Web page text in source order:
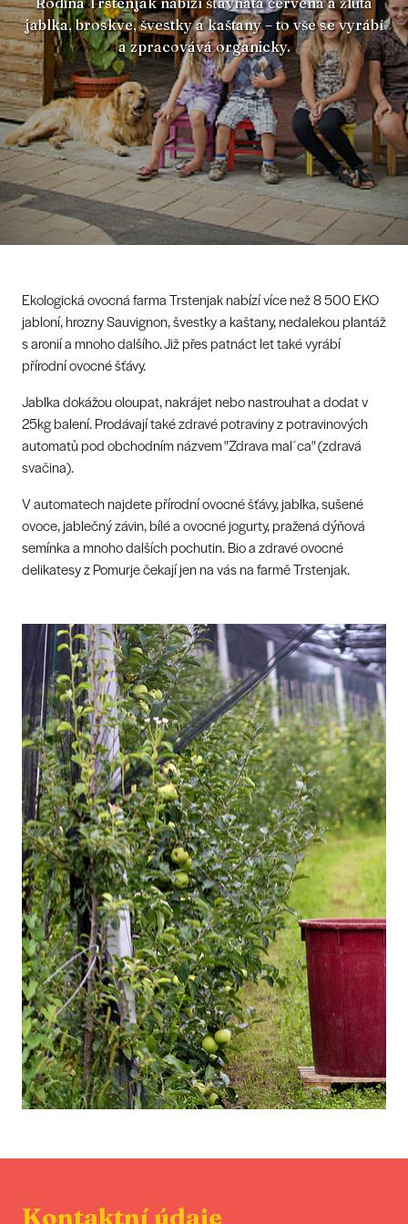
jablka, broskve, švestky a kaštany – to vše se vyrábí
a zpracovává organicky.
Ekologická ovocná farma Trstenjak nabízí více než 8 500 EKO
jabloní, hrozny Sauvignon, švestky a kaštany, nedalekou plantáž
s aronií a mnoho dalšího. Již přes patnáct let také vyrábí
přírodní ovocné šťávy.
Jablka dokážou oloupat, nakrájet nebo nastrouhat a dodat v
25kg balení. Prodávají také zdravé potraviny z potravinových
automatů pod obchodním názvem "Zdrava mal´ca" (zdravá
svačina).
V automatech najdete přírodní ovocné šťávy, jablka, sušené
ovoce, jablečný závin, bílé a ovocné jogurty, pražená dýňová
semínka a mnoho dalších pochutin. Bio a zdravé ovocné
delikatesy z Pomurje čekají jen na vás na farmě Trstenjak.
Kontaktní údaje